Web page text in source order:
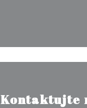
Kontaktujte